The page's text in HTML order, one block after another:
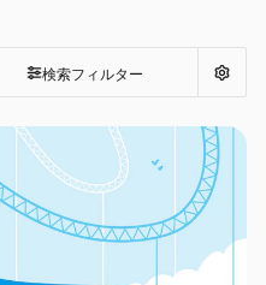
検索フィルター